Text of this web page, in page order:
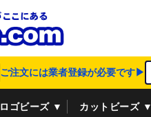
ご注文には業者登録が必要です▶
ロゴビーズ ▼ カットビーズ ▼